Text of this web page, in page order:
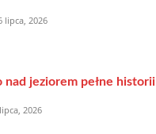
lipca, 2026
nad jeziorem pełne historii
2026